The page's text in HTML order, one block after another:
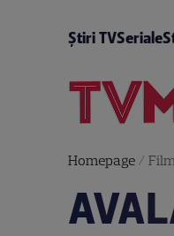
Știri TVSeriale
Homepage/